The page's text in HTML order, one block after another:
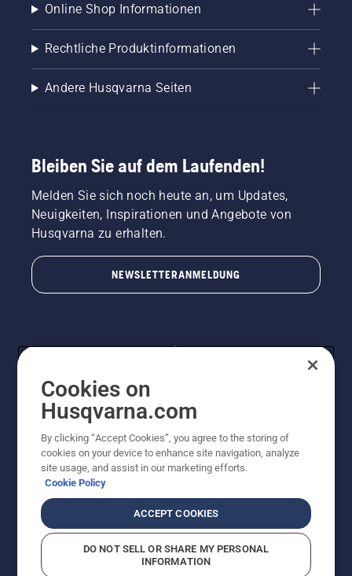
Online Shop Informationen
Rechtliche Produktinformationen
Andere Husqvarna Seiten
Bleiben Sie auf dem Laufenden!
Melden Sie sich noch heute an, um Updates,
Neuigkeiten, Inspirationen und Angebote von
Husqvarna zu erhalten.
NEWSLETTERANMELDUNG
© Husqvarna AB (publ). Alle Rechte vorbehalten.
Preisänderungen, Irrtümer, Text- und Satzfehler sind
vorbehalten. Bei den Preisangaben handelt es sich um
unverbindliche Preisempfehlungen in Euro inkl. der
unverbindliche Preisempfehlungen (inkl. MwSt), es sei
denn sie sind für den direkten Kauf verfügbar.
Cookie-RichtlinieNutzungsbedingungenAGBs
ImpressumVermutete Verstöße melden
Cookies on
Husqvarna.com
By clicking “Accept Cookies”, you agree to the storing of
cookies on your device to enhance site navigation, analyze
site usage, and assist in our marketing efforts.
Cookie Policy
ACCEPT COOKIES
DO NOT SELL OR SHARE MY PERSONAL
INFORMATION